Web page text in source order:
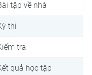
tập về nhà
thi
tra
quả học tập